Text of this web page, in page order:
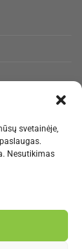
svetainėje,
Nesutikimas